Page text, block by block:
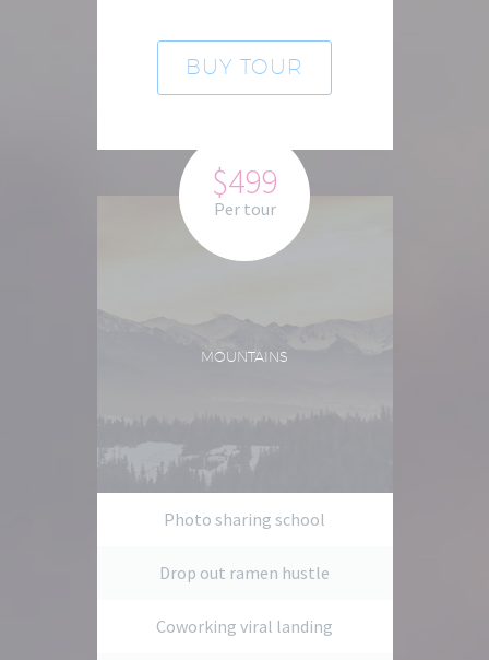
BUY TOUR
MOUNTAINS
$499
Per tour
Photo sharing school
Drop out ramen hustle
Coworking viral landing